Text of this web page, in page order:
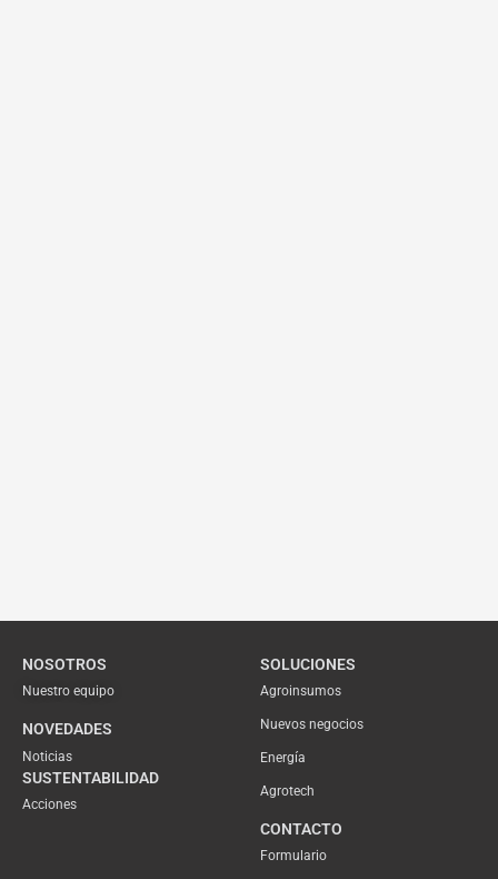
NOSOTROS
Nuestro equipo
NOVEDADES
Noticias
SUSTENTABILIDAD
Acciones
SOLUCIONES
Agroinsumos
Nuevos negocios
Energía
Agrotech
CONTACTO
Formulario